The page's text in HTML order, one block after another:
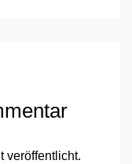
veröffentlicht.